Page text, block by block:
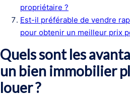
propriétaire ?
Est-il préférable de vendre
pour obtenir un meilleur prix
Quels sont les
un bien immobilier
louer ?